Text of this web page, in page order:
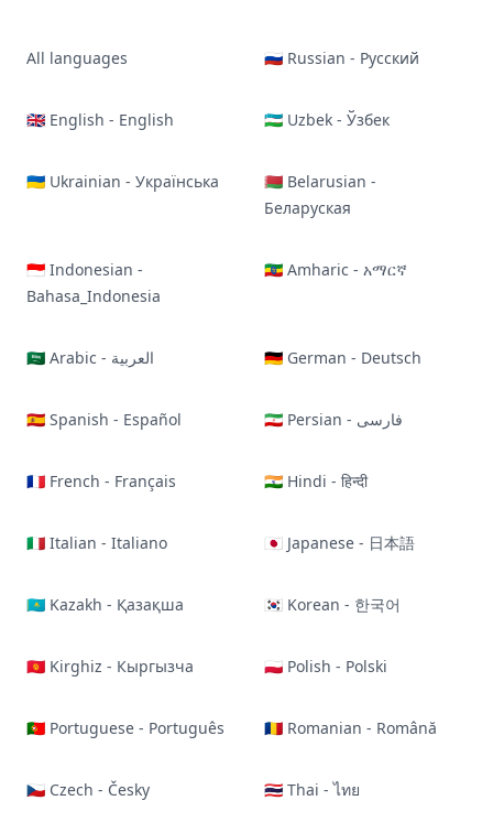
All languages 🇷🇺 Russian - Русский
🇬🇧 English - English 🇺🇿 Uzbek - Ўзбек
🇺🇦 Ukrainian - Українська
🇧🇾 Belarusian -
Беларуская
🇮🇩 Indonesian -
Bahasa_Indonesia
🇪🇹 Amharic - አማርኛ
🇸🇦 Arabic - العربية 🇩🇪 German - Deutsch
🇪🇸 Spanish - Español 🇮🇷 Persian - فارسی
🇫🇷 French - Français 🇮🇳 Hindi - हिन्दी
🇮🇹 Italian - Italiano 🇯🇵 Japanese - 日本語
🇰🇿 Kazakh - Қазақша 🇰🇷 Korean - 한국어
🇰🇬 Kirghiz - Кыргызча 🇵🇱 Polish - Polski
🇵🇹 Portuguese - Português 🇷🇴 Romanian - Română
🇨🇿 Czech - Česky 🇹🇭 Thai - ไทย